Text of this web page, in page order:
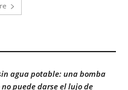
agua potable: una bomba
puede darse el lujo de